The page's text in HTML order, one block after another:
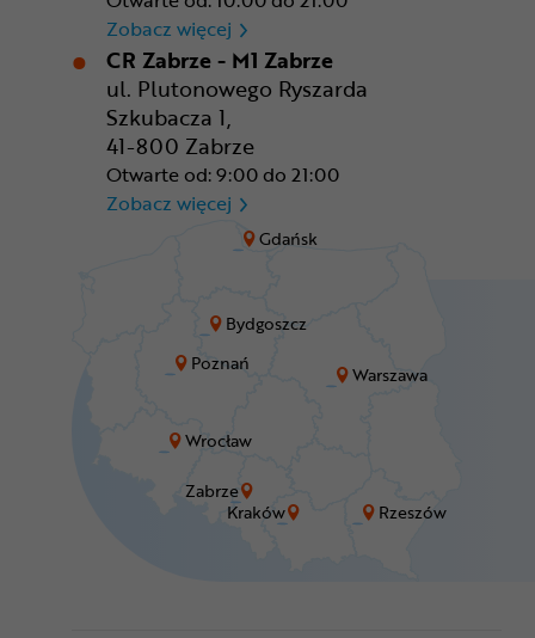
Bydgoszcz
Gdańsk
Kraków
Poznań
Rzeszów
Warszawa
Wrocław
Zabrze
Zobacz więcej CR Wrocław - CH Aleja
CR Zabrze - M1 Zabrze
ul. Plutonowego Ryszarda
Szkubacza 1,
41-800 Zabrze
Otwarte od: 9:00 do 21:00
Zobacz więcej CR Zabrze - M1 Zabrze